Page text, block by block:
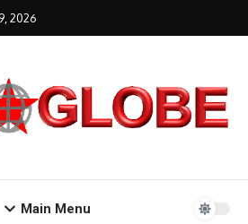
2026
Main Menu